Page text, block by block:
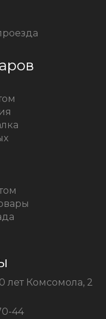
лет Комсомола, 2
44